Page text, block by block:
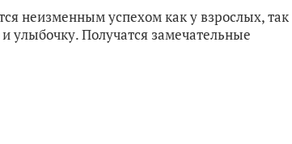
неизменным успехом как у взрослых, так
улыбочку. Получатся замечательные